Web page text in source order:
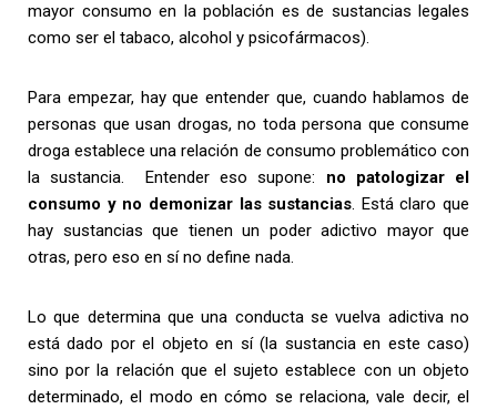
mayor consumo en la población es de sustancias legales
como ser el tabaco, alcohol y psicofármacos).
Para empezar, hay que entender que, cuando hablamos de
personas que usan drogas, no toda persona que consume
droga establece una relación de consumo problemático con
la sustancia. Entender eso supone: no patologizar el
consumo y no demonizar las sustancias. Está claro que
hay sustancias que tienen un poder adictivo mayor que
otras, pero eso en sí no define nada.
Lo que determina que una conducta se vuelva adictiva no
está dado por el objeto en sí (la sustancia en este caso)
sino por la relación que el sujeto establece con un objeto
determinado, el modo en cómo se relaciona, vale decir, el